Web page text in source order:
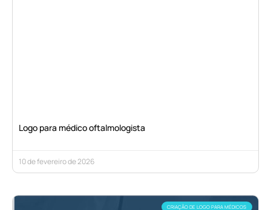
Logo para médico oftalmologista
10 de fevereiro de 2026
CRIAÇÃO DE LOGO PARA MÉDICOS